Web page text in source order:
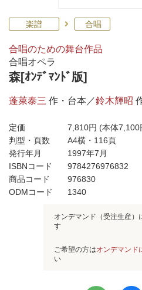
楽譜 合唱
合唱のための舞台作品
合唱オペラ
森[ｵﾝﾃﾞﾏﾝﾄﾞ版]
蓬萊泰三 作・台本／鈴木輝昭
定価 7,810円 (本体7,100
判型・頁数
A4横・116頁
発行年月
1997年7月
ISBNコード
9784276976832
商品コード
976830
ODMコード
1340
オンデマンド（受注生産）
す
ご希望の方はオンデマンド
い